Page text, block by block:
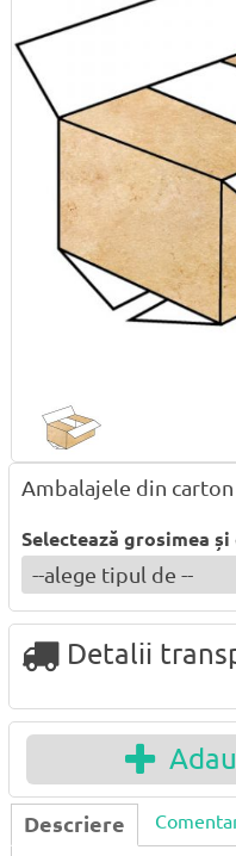
Ambalajele din
Selectează grosimea
Detalii
Descriere